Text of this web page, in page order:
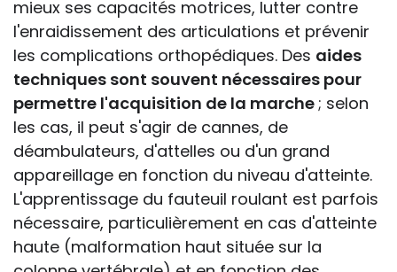
mieux ses capacités motrices, lutter contre
l'enraidissement des articulations et prévenir
les complications orthopédiques. Des aides
techniques sont souvent nécessaires pour
permettre l'acquisition de la marche; selon
les cas, il peut s'agir de cannes, de
déambulateurs, d'attelles ou d'un grand
appareillage en fonction du niveau d'atteinte.
L'apprentissage du fauteuil roulant est parfois
nécessaire, particulièrement en cas d'atteinte
haute (malformation haut située sur la